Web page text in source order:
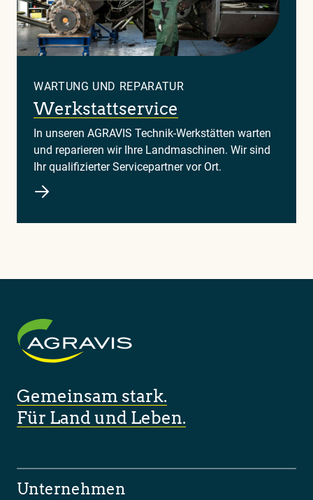
WARTUNG UND REPARATUR
Werkstattservice
In unseren AGRAVIS Technik-Werkstätten warten
und reparieren wir Ihre Landmaschinen. Wir sind
Ihr qualifizierter Servicepartner vor Ort.
Gemeinsam stark.
Für Land und Leben.
Unternehmen